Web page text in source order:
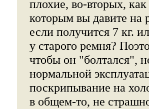
плохие, во-вторых,
которым вы давите на
если получится 7 кг.
у старого ремня?
чтобы он "болтался",
нормальной
поскрипывание на
в общем-то, не